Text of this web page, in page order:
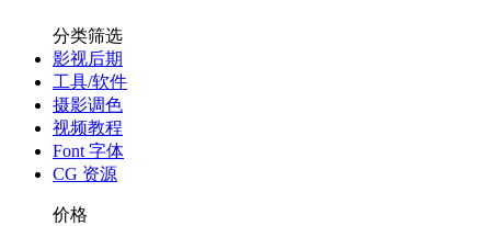
分类筛选
影视后期
工具/软件
摄影调色
视频教程
Font 字体
CG 资源
价格